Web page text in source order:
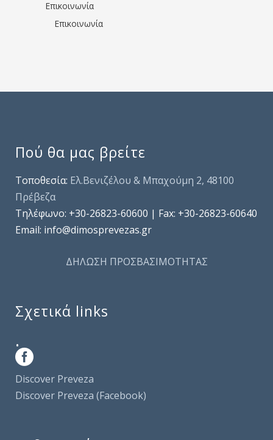
Επικοινωνία
Επικοινωνία
Πού θα μας βρείτε
Τοποθεσία: Ελ.Βενιζέλου & Μπαχούμη 2, 48100
Πρέβεζα
Τηλέφωνo: +30-26823-60600 | Fax: +30-26823-60640
Email: info@dimosprevezas.gr
ΔΗΛΩΣΗ ΠΡΟΣΒΑΣΙΜΟΤΗΤΑΣ
Σχετικά links
.
Discover Preveza
Discover Preveza (Facebook)